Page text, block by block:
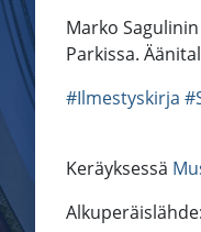
Marko
Parkissa.
#Ilmestyskirja
Keräyksessä
Alkuperäislähde: